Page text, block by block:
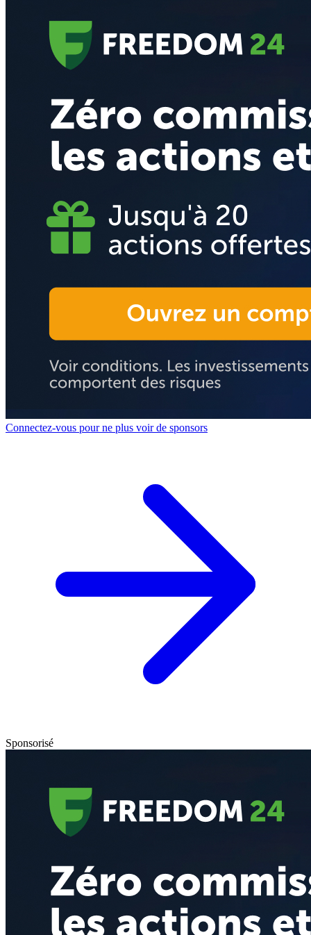
Connectez-vous pour ne plus voir de sponsors
Sponsorisé